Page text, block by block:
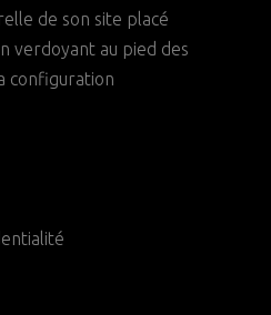
de son site placé
verdoyant au pied des
configuration